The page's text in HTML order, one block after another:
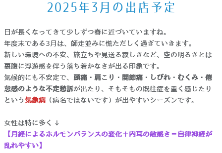
2025年3月の出店予定
日が長くなってきて少しずつ春に近づいていますね。
年度末である3月は、師走並みに慌ただしく過ぎていきます。
新しい環境への不安、旅立ちや見送る寂しさなど、空の明るさとは
裏腹に浮遊感を伴う落ち着かなさが出る印象です。
気候的にも不安定で、 頭痛・肩こり・関節痛・しびれ・むくみ・倦
怠感のような不定愁訴が出たり、そもそもの既往症を重く感じたり
という 気象病 （病名ではないです）が出やすいシーズンです。
女性は特に多く↓
【月経によるホルモンバランスの変化＋内耳の敏感さ＝自律神経が
乱れやすい】